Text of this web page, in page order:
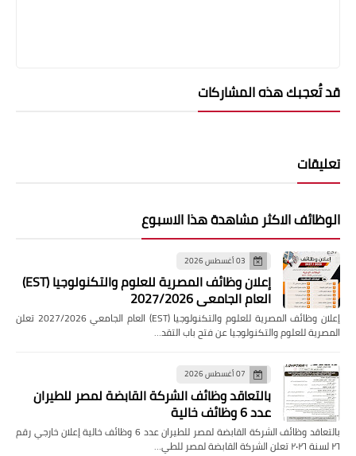
قد تُعجبك هذه المشاركات
تعليقات
الوظائف الاكثر مشاهدة هذا الاسبوع
03 أغسطس 2026
إعلان وظائف المصرية للعلوم والتكنولوجيا (EST)
العام الجامعي 2027/2026
إعلان وظائف المصرية للعلوم والتكنولوجيا (EST) العام الجامعي 2027/2026 تعلن
المصرية للعلوم والتكنولوجيا عن فتح باب التقد…
07 أغسطس 2026
بالتعاقد وظائف الشركة القابضة لمصر للطيران
عدد 6 وظائف خالية
بالتعاقد وظائف الشركة القابضة لمصر للطيران عدد 6 وظائف خالية إعلان خارجي رقم
٢٦ لسنة ٢٠٢٦ تعلن الشركة القابضة لمصر للطي…